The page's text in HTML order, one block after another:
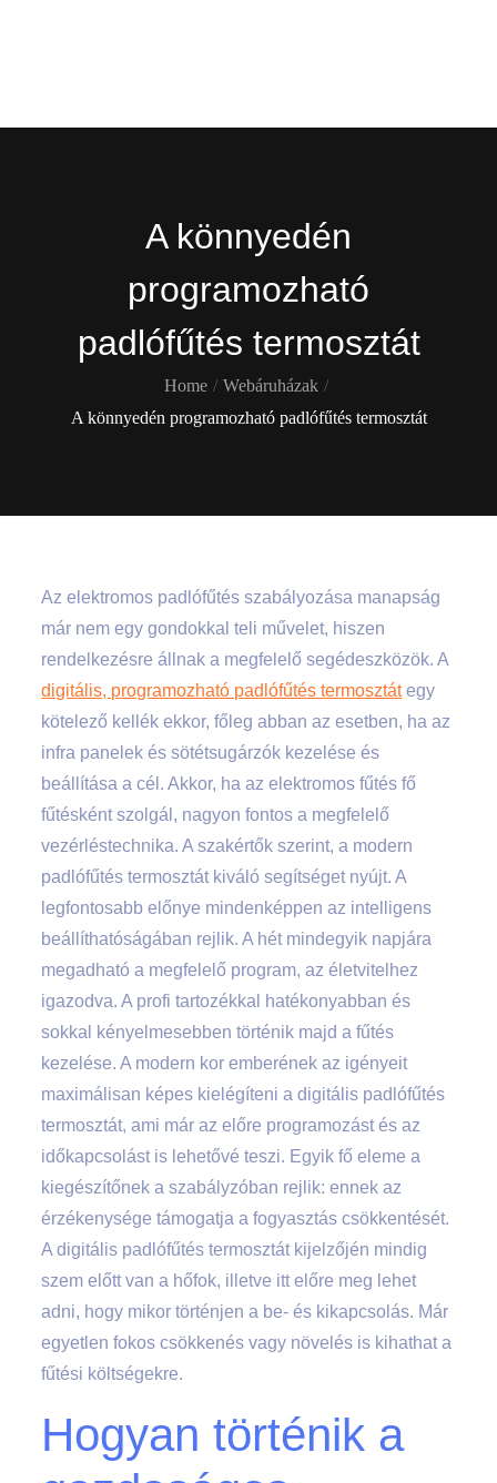
A könnyedén
programozható
padlófűtés termosztát
Home
Webáruházak
A könnyedén programozható padlófűtés termosztát
Az elektromos padlófűtés szabályozása manapság
már nem egy gondokkal teli művelet, hiszen
rendelkezésre állnak a megfelelő segédeszközök. A
digitális, programozható padlófűtés termosztátegy
kötelező kellék ekkor, főleg abban az esetben, ha az
infra panelek és sötétsugárzók kezelése és
beállítása a cél. Akkor, ha az elektromos fűtés fő
fűtésként szolgál, nagyon fontos a megfelelő
vezérléstechnika. A szakértők szerint, a modern
padlófűtés termosztát kiváló segítséget nyújt. A
legfontosabb előnye mindenképpen az intelligens
beállíthatóságában rejlik. A hét mindegyik napjára
megadható a megfelelő program, az életvitelhez
igazodva. A profi tartozékkal hatékonyabban és
sokkal kényelmesebben történik majd a fűtés
kezelése. A modern kor emberének az igényeit
maximálisan képes kielégíteni a digitális padlófűtés
termosztát, ami már az előre programozást és az
időkapcsolást is lehetővé teszi. Egyik fő eleme a
kiegészítőnek a szabályzóban rejlik: ennek az
érzékenysége támogatja a fogyasztás csökkentését.
A digitális padlófűtés termosztát kijelzőjén mindig
szem előtt van a hőfok, illetve itt előre meg lehet
adni, hogy mikor történjen a be- és kikapcsolás. Már
egyetlen fokos csökkenés vagy növelés is kihathat a
fűtési költségekre.
Hogyan történik a